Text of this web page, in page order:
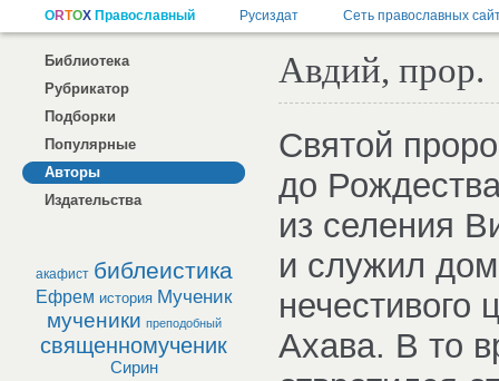
Библиотека
Рубрикатор
Подборки
Популярные
Авторы
Издательства
акафист библеистика
Ефрем история Мученик
мученики преподобный
священномученик
Сирин
Авдий, прор.
Святой
до
из селения
и служил
нечестивого
Ахава. В то